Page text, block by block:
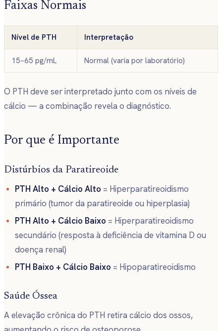
Faixas Normais
Nível de PTH Interpretação
15–65 pg/mL Normal (varia por laboratório)
O PTH deve ser interpretado junto com os níveis de
cálcio — a combinação revela o diagnóstico.
Por que é Importante
Distúrbios da Paratireoide
PTH Alto + Cálcio Alto = Hiperparatireoidismo
primário (tumor da paratireoide ou hiperplasia)
PTH Alto + Cálcio Baixo = Hiperparatireoidismo
secundário (resposta à deficiência de vitamina D ou
doença renal)
PTH Baixo + Cálcio Baixo = Hipoparatireoidismo
Saúde Óssea
A elevação crônica do PTH retira cálcio dos ossos,